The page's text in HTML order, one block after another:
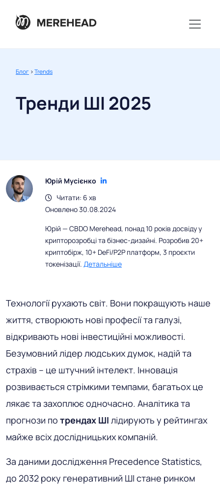
Блог >Trends
Тренди ШІ 2025
Юрій Мусієнко
Читати: 6 хв
Оновлено 30.08.2024
Юрій — CBDO Merehead, понад 10 років досвіду у
крипторозробці та бізнес-дизайні. Розробив 20+
криптобірж, 10+ DeFi/P2P платформ, 3 проєкти
токенізації. Детальніше
Технології рухають світ. Вони покращують наше
життя, створюють нові професії та галузі,
відкривають нові інвестиційні можливості.
Безумовний лідер людських думок, надій та
страхів – це штучний інтелект. Інновація
розвивається стрімкими темпами, багатьох це
лякає та захоплює одночасно. Аналітика та
прогнози по трендах ШІ лідирують у рейтингах
майже всіх дослідницьких компаній.
За даними дослідження Precedence Statistics,
до 2032 року генеративний ШІ стане ринком